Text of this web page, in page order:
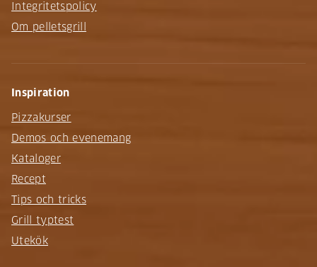
Integritetspolicy
Om pelletsgrill
Inspiration
Pizzakurser
Demos och evenemang
Kataloger
Recept
Tips och tricks
Grill typtest
Utekök